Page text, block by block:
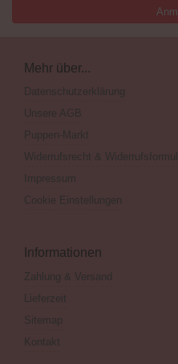
Mehr über...
Datenschutzerklärung
Unsere AGB
Puppen-Markt
Widerrufsrecht &
Impressum
Cookie Einstellungen
Informationen
Zahlung & Versand
Lieferzeit
Sitemap
Kontakt